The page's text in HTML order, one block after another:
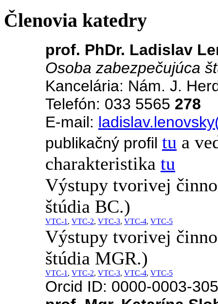
Členovia katedry
prof. PhDr. Ladislav
Osoba zabezpečujúca
Kancelária: Nám. J.
Telefón: 033 5565 278
E-mail:
publikačný profil tu a
charakteristika tu
Výstupy tvorivej
štúdia BC.)
VTC-1 , VTC-2, VTC-3, VTC-4, VTC-5
Výstupy tvorivej
štúdia MGR.)
VTC-1 , VTC-2, VTC-3, VTC-4, VTC-5
Orcid ID: 0000-0003-